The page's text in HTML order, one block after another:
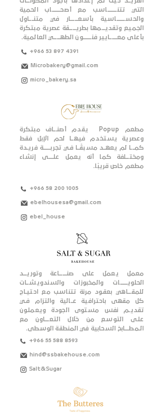
التي تتنـــــــــاسب مع أصحــــــــاب الحمية
والحســــــــاسية بأسعـــــــار في متنــــاول
الجميع وتقديـــمها بطريــــــقة عصرية مبتكرة
بأعلى معـــــــايير فنــــــــون الطهــــــي العالمية.
+966 53 897 4391
Microbakery@gmail.com
micro_bakery.sa
مطعم Popup يقدم أصنـــاف مبتكرة
وعصرية يستخدم فيهــا لحم الإبل فقط
كمـــا لم يعهــد مسبقًــا فـي تجربـــــــة فريـدة
ومختـــلفة كما أنه يعمل علـــــى إنشاء
مطعم خاص قريبًا.
+966 58 200 1005
ebelhousesa@gmail.com
ebel_house
معمل يعمل على صنـــــــاعة وتوريـــد
الحلويـــــــات والمخبوزات والسندويشــات
للمقـــاهي بعقـود مرنة تتناسب مع احتيـاج
كل مقهى باحترافية عــالية والتزام فـي
تقديـم نفس مستوى الجودة ويعملـون
علـى التوسع من خلال التعــــاون مع
الـمطــــابخ السحابية في المنطقة الوسطى.
+966 55 588 8593
hind@ssbakehouse.com
Salt&Sugar